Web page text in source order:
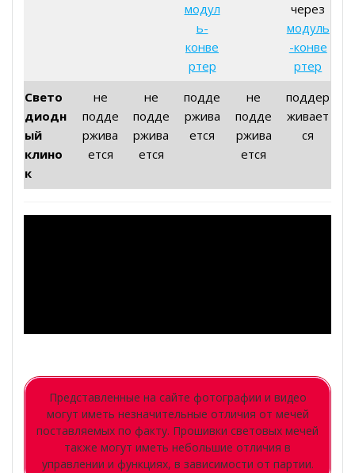
модул
ь-
конве
ртер
через
модуль
-конве
ртер
Свето
диодн
ый
клино
к
не
подде
ржива
ется
не
подде
ржива
ется
подде
ржива
ется
не
подде
ржива
ется
поддер
живает
ся
Представленные на сайте фотографии и видео
могут иметь незначительные отличия от мечей
поставляемых по факту. Прошивки световых мечей
также могут иметь небольшие отличия в
управлении и функциях, в зависимости от партии.